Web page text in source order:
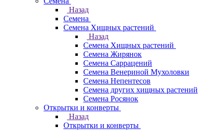
Назад
Семена
Семена Хищных растений
Назад
Семена Хищных растений
Семена Жирянок
Семена Саррацений
Семена Венериной Мухоловки
Семена Непентесов
Семена других хищных растений
Семена Росянок
Открытки и конверты
Назад
Открытки и конверты